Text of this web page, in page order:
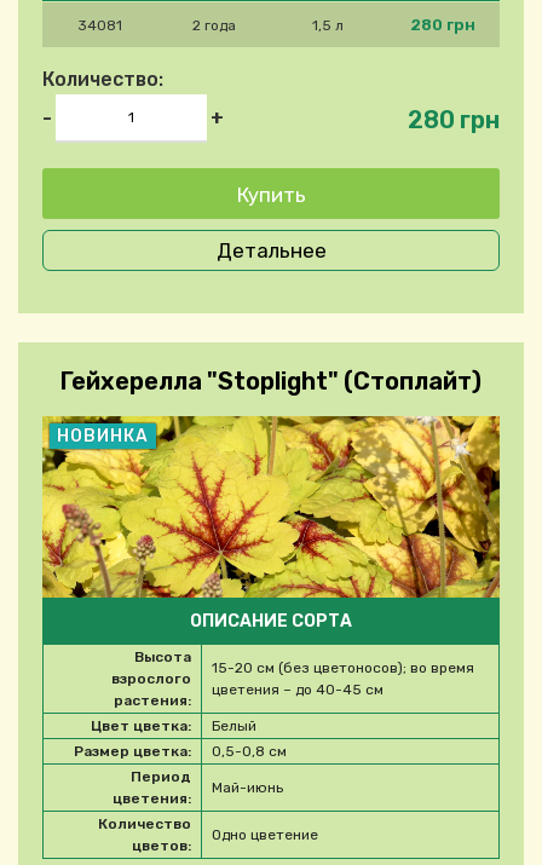
34081 2 года 1,5 л 280 грн
Количество:
-
+ 280 грн
Детальнее
Гейхерелла "Stoplight" (Стоплайт)
НОВИНКА
ОПИСАНИЕ СОРТА
Высота
взрослого
растения:
15-20 см (без цветоносов); во время
цветения – до 40-45 см
Цвет цветка:
Белый
Размер цветка:
0,5-0,8 см
Период
цветения:
Май-июнь
Количество
цветов:
Одно цветение